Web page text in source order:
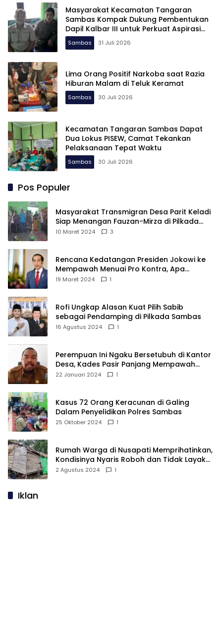
Masyarakat Kecamatan Tangaran
Sambas Kompak Dukung Pembentukan
Dapil Kalbar III untuk Perkuat Aspirasi
Perbatasan
Sambas 31 Juli 2026
Lima Orang Positif Narkoba saat Razia
Hiburan Malam di Teluk Keramat
Sambas 30 Juli 2026
Kecamatan Tangaran Sambas Dapat
Dua Lokus PISEW, Camat Tekankan
Pelaksanaan Tepat Waktu
Sambas 30 Juli 2026
Pos Populer
Masyarakat Transmigran Desa Parit Keladi
Siap Menangan Fauzan-Mirza di Pilkada
Kubu Raya
10 Maret 2024 3
Rencana Kedatangan Presiden Jokowi ke
Mempawah Menuai Pro Kontra, Apa
Sebabnya?
19 Maret 2024 1
Rofi Ungkap Alasan Kuat Pilih Sabib
sebagai Pendamping di Pilkada Sambas
16 Agustus 2024 1
Perempuan Ini Ngaku Bersetubuh di Kantor
Desa, Kades Pasir Panjang Mempawah
Membantah: Silakan Buktikan!
22 Januari 2024 1
Kasus 72 Orang Keracunan di Galing
Dalam Penyelidikan Polres Sambas
25 Oktober 2024 1
Rumah Warga di Nusapati Memprihatinkan,
Kondisinya Nyaris Roboh dan Tidak Layak
Huni
2 Agustus 2024 1
Iklan